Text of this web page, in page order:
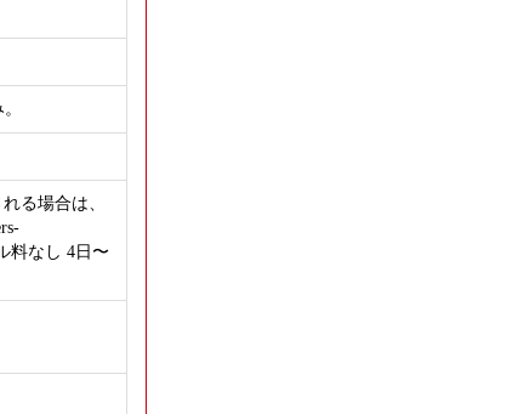
る場合は、
料なし 4日〜